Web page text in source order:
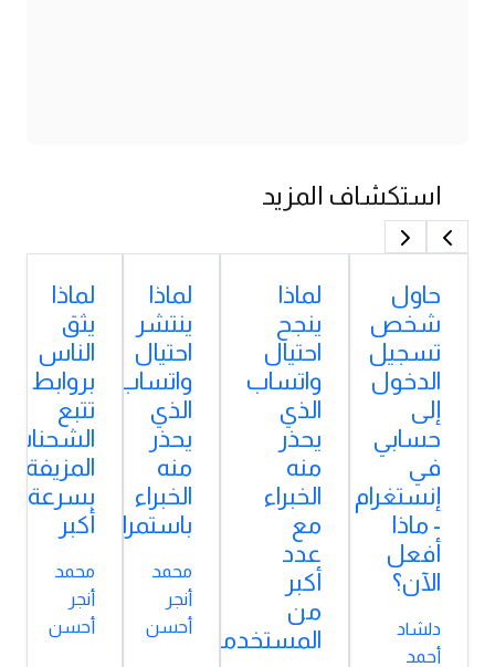
استكشاف المزيد
حاول
شخص
تسجيل
الدخول
إلى
حسابي
في
إنستغرام
- ماذا
أفعل
الآن؟
دلشاد
أحمد
لماذا
ينجح
احتيال
واتساب
الذي
يحذر
منه
الخبراء
مع
عدد
أكبر
من
المستخدمين؟
لماذا
ينتشر
احتيال
واتساب
الذي
يحذر
منه
الخبراء
باستمرار؟
محمد
أنجر
أحسن
لماذا
يثق
الناس
بروابط
تتبع
الشحنات
المزيفة
بسرعة
أكبر
محمد
أنجر
أحسن